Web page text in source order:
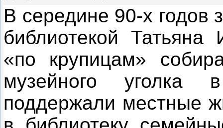
В середине 90-х годов
библиотекой
«по крупицам»
музейного
поддержали местные